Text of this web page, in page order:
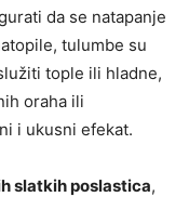
da se natapanje
tulumbe su
tople ili hladne,
oraha ili
i ukusni efekat.
slatkih poslastica,